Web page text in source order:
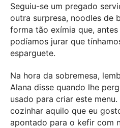
Seguiu-se um pregado
outra surpresa, noodles de
forma tão exímia que,
podíamos jurar que
esparguete.
Na hora da sobremesa,
Alana disse quando lhe
usado para criar este menu.
cozinhar aquilo que eu
apontado para o kefir com